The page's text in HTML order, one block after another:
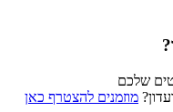
שלכם
מוזמנים להצטרף כאן